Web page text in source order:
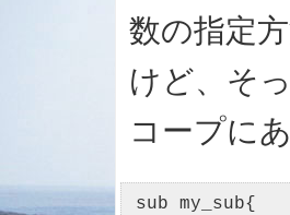
数の指定
けど、そ
コープに
sub my_sub{